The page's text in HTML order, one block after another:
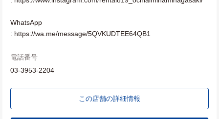
WhatsApp
: https://wa.me/message/5QVKUDTEE64QB1
電話番号
03-3953-2204
この店舗の詳細情報